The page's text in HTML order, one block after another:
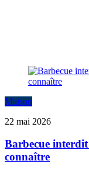
Maison
22 mai 2026
Barbecue
connaître